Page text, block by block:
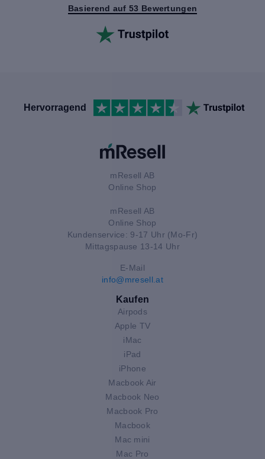
Basierend auf 53 Bewertungen
Hervorragend
mResell AB
Online Shop
mResell AB
Online Shop
Kundenservice: 9-17 Uhr (Mo-Fr)
Mittagspause 13-14 Uhr
E-Mail
info@mresell.at
Kaufen
Airpods
Apple TV
iMac
iPad
iPhone
Macbook Air
Macbook Neo
Macbook Pro
Macbook
Mac mini
Mac Pro